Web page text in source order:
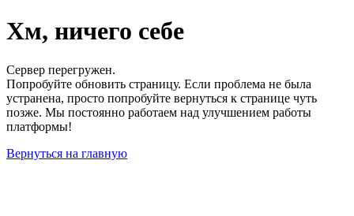
Хм, ничего себе
Сервер перегружен.
Попробуйте обновить страницу. Если проблема не была
устранена, просто попробуйте вернуться к странице чуть
позже. Мы постоянно работаем над улучшением работы
платформы!
Вернуться на главную